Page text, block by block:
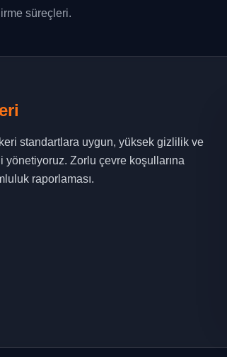
süreçleri.
standartlara uygun, yüksek gizlilik ve
Zorlu çevre koşullarına
raporlaması.